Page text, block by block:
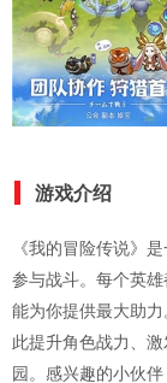
游戏介绍
《我的冒险传说》
参与战斗。每个英
能为你提供最大助
此提升角色战力、
园。感兴趣的小伙伴